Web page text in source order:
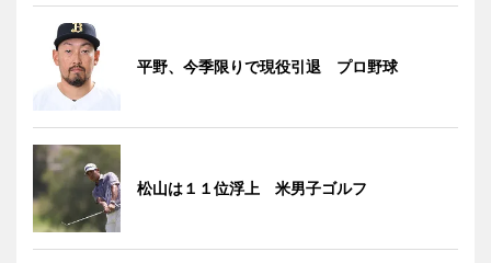
平野、今季限りで現役引退 プロ野球
松山は１１位浮上 米男子ゴルフ